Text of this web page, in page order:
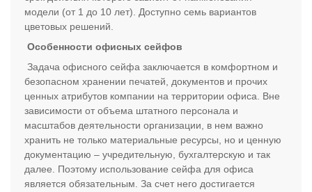
модели (от 1 до 10 лет). Доступно семь вариантов
цветовых решений.
Особенности офисных сейфов
Задача офисного сейфа заключается в комфортном и
безопасном хранении печатей, документов и прочих
ценных атрибутов компании на территории офиса. Вне
зависимости от объема штатного персонала и
масштабов деятельности организации, в нем важно
хранить не только материальные ресурсы, но и ценную
документацию – учредительную, бухгалтерскую и так
далее. Поэтому использование сейфа для офиса
является обязательным. За счет него достигается